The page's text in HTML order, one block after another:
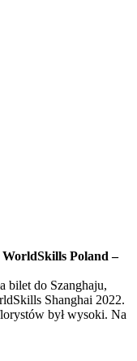
Poland –
bilet do Szanghaju,
Shanghai 2022.
był wysoki. Na